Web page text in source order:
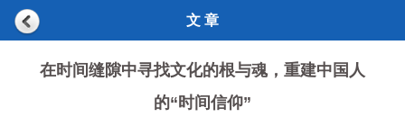
文 章
在时间缝隙中寻找文化的根与魂，重建中国人
的“时间信仰”